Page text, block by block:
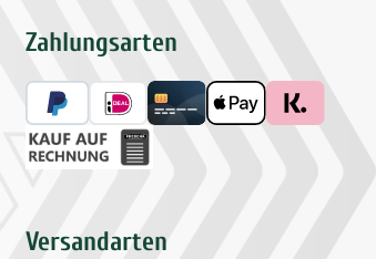
Zahlungsarten
Versandarten